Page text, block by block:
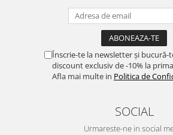
Înscrie-te la newsletter și bucură-
discount exclusiv de -10% la
Afla mai multe in Politica de
SOCIAL
Urmareste-ne in social